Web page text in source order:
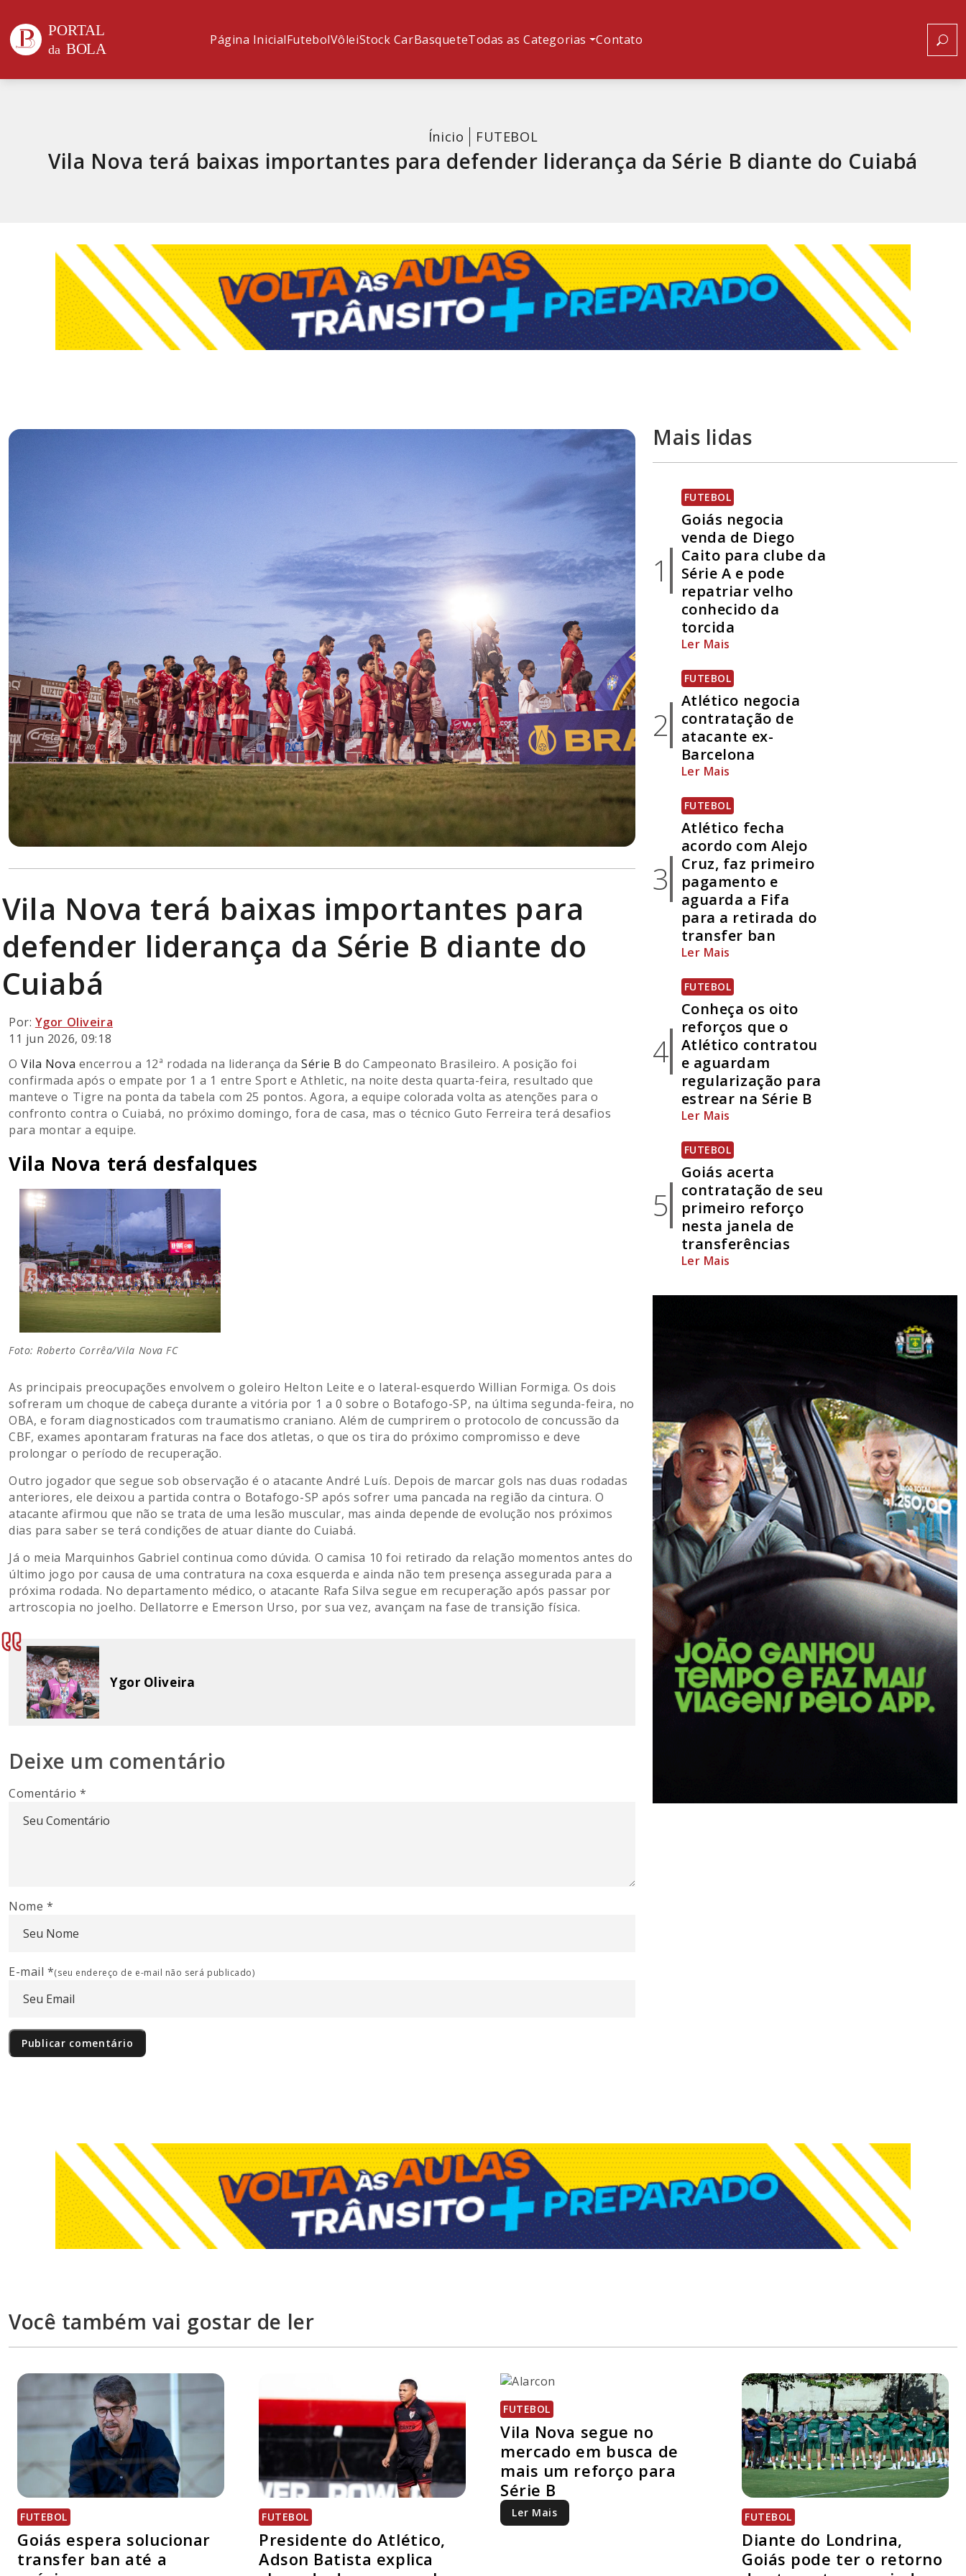
Página InicialFutebolVôleiStock CarBasqueteTodas as Categorias Contato
Ínicio FUTEBOL
Vila Nova terá baixas importantes para defender liderança da Série B diante do Cuiabá
Vila Nova terá baixas importantes para
defender liderança da Série B diante do
Cuiabá
Por: Ygor Oliveira
11 jun 2026, 09:18
OVila Nova encerrou a 12ª rodada na liderança daSérie B do Campeonato Brasileiro. A posição foi
confirmada após o empate por 1 a 1 entre Sport e Athletic, na noite desta quarta-feira, resultado que
manteve o Tigre na ponta da tabela com 25 pontos. Agora, a equipe colorada volta as atenções para o
confronto contra o Cuiabá, no próximo domingo, fora de casa, mas o técnico Guto Ferreira terá desafios
para montar a equipe.
Vila Nova terá desfalques
Foto: Roberto Corrêa/Vila Nova FC
As principais preocupações envolvem o goleiro Helton Leite e o lateral-esquerdo Willian Formiga. Os dois
sofreram um choque de cabeça durante a vitória por 1 a 0 sobre o Botafogo-SP, na última segunda-feira, no
OBA, e foram diagnosticados com traumatismo craniano. Além de cumprirem o protocolo de concussão da
CBF, exames apontaram fraturas na face dos atletas, o que os tira do próximo compromisso e deve
prolongar o período de recuperação.
Outro jogador que segue sob observação é o atacante André Luís. Depois de marcar gols nas duas rodadas
anteriores, ele deixou a partida contra o Botafogo-SP após sofrer uma pancada na região da cintura. O
atacante afirmou que não se trata de uma lesão muscular, mas ainda depende de evolução nos próximos
dias para saber se terá condições de atuar diante do Cuiabá.
Já o meia Marquinhos Gabriel continua como dúvida. O camisa 10 foi retirado da relação momentos antes do
último jogo por causa de uma contratura na coxa esquerda e ainda não tem presença assegurada para a
próxima rodada. No departamento médico, o atacante Rafa Silva segue em recuperação após passar por
artroscopia no joelho. Dellatorre e Emerson Urso, por sua vez, avançam na fase de transição física.
Ygor Oliveira
Deixe um comentário
Comentário*
Nome *
E-mail *(seu endereço de e-mail não será publicado)
Mais lidas
1
FUTEBOL
Goiás negocia
venda de Diego
Caito para clube da
Série A e pode
repatriar velho
conhecido da
torcida
Ler Mais
2
FUTEBOL
Atlético negocia
contratação de
atacante ex-
Barcelona
Ler Mais
3
FUTEBOL
Atlético fecha
acordo com Alejo
Cruz, faz primeiro
pagamento e
aguarda a Fifa
para a retirada do
transfer ban
Ler Mais
4
FUTEBOL
Conheça os oito
reforços que o
Atlético contratou
e aguardam
regularização para
estrear na Série B
Ler Mais
5
FUTEBOL
Goiás acerta
contratação de seu
primeiro reforço
nesta janela de
transferências
Ler Mais
Você também vai gostar de ler
FUTEBOL
Goiás espera solucionar
transfer ban até a
FUTEBOL
Presidente do Atlético,
Adson Batista explica
FUTEBOL
Vila Nova segue no
mercado em busca de
mais um reforço para
Série B
Ler Mais FUTEBOL
Diante do Londrina,
Goiás pode ter o retorno